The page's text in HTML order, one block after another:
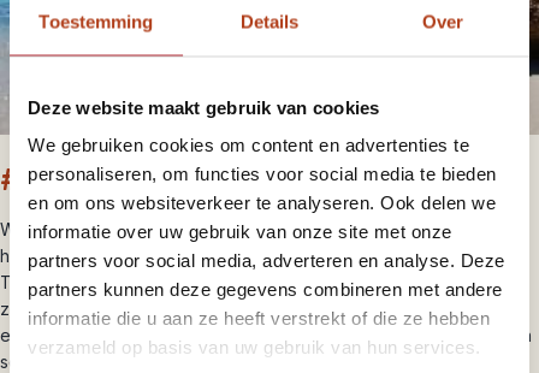
Toestemming Details Over
Deze website maakt gebruik van cookies
We gebruiken cookies om content en advertenties te
personaliseren, om functies voor social media te bieden
en om ons websiteverkeer te analyseren. Ook delen we
informatie over uw gebruik van onze site met onze
partners voor social media, adverteren en analyse. Deze
partners kunnen deze gegevens combineren met andere
informatie die u aan ze heeft verstrekt of die ze hebben
verzameld op basis van uw gebruik van hun services.
#4 Turquoise Bay
Wie denkt dat alle mooie stranden zich aan de Oostkust bevinden
heeft het mis. Onderschat het minder bezochte westen niet want
Turqoise Bay bij Exmouth is absoluut een bezoek waard. Het
zeewater is blauwer dan blauw zoals de naam al doet vermoeden
en direct uit de kust vind je kleurrijk koraal met prachtige vissen en
schildpadden. Nog een voordeel aan dit mooie strand is dat je het